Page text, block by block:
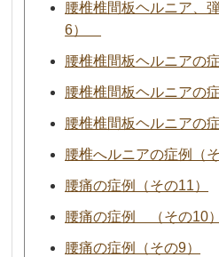
腰椎椎間板ヘルニア、
6）
腰椎椎間板ヘルニアの
腰椎椎間板ヘルニアの
腰椎椎間板ヘルニアの
腰椎へルニアの症例（そ
腰痛の症例（その11）
腰痛の症例 （その10）
腰痛の症例（その9）